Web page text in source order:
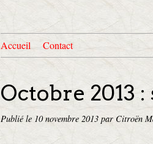
Accueil Contact
Octobre 2013
Publié le 10 novembre 2013 par Citroën